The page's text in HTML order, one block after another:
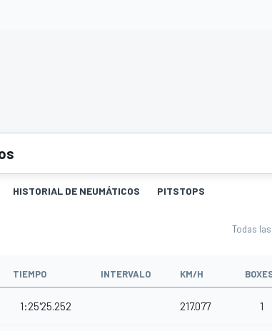
HISTORIAL DE NEUMÁTICOS PITSTOPS
Todas
TIEMPO INTERVALO KM/H
1:25'25.252 217.077 1